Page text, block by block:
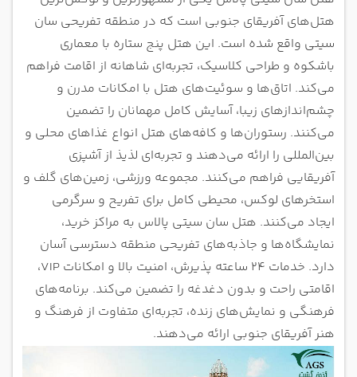
هتل‌های آفریقای جنوبی است که در منطقه تفریحی سان
سیتی واقع شده است. این هتل پنج ستاره با معماری
باشکوه و طراحی کلاسیک، تجربه‌ای شاهانه از اقامت فراهم
می‌کند. اتاق‌ها و سوئیت‌های هتل با امکانات مدرن و
چشم‌اندازهای زیبا، آسایش کامل مهمانان را تضمین
می‌کنند. رستوران‌ها و کافه‌های هتل انواع غذاهای محلی و
بین‌المللی را ارائه می‌دهند و تجربه‌ای لذیذ از آشپزی
آفریقایی فراهم می‌کنند. مجموعه ورزشی، زمین‌های گلف و
استخرهای لوکس، محیطی کامل برای تفریح و سرگرمی
ایجاد می‌کنند. هتل سان سیتی پالاس به مراکز خرید،
نمایشگاه‌ها و جاذبه‌های تفریحی منطقه دسترسی آسان
دارد. خدمات ۲۴ ساعته پذیرش، امنیت بالا و امکانات VIP،
اقامتی راحت و بدون دغدغه را تضمین می‌کند. برنامه‌های
فرهنگی و نمایش‌های زنده، تجربه‌ای متفاوت از فرهنگ و
هنر آفریقای جنوبی ارائه می‌دهند.